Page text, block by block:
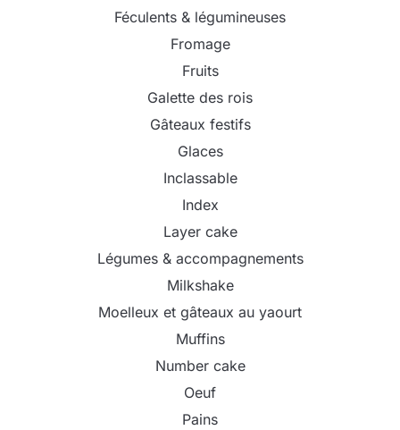
Féculents & légumineuses
Fromage
Fruits
Galette des rois
Gâteaux festifs
Glaces
Inclassable
Index
Layer cake
Légumes & accompagnements
Milkshake
Moelleux et gâteaux au yaourt
Muffins
Number cake
Oeuf
Pains